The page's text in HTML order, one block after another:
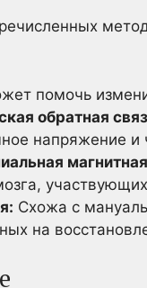
помочь
обратная
напряжение и
Схожа с
на